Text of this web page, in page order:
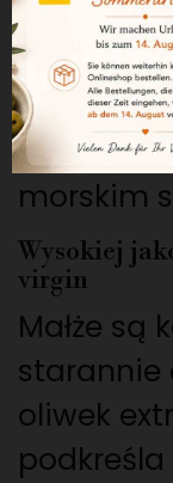
Mięsista i
Małże
lekko
także
morskim
Wysokiej
virgin
Małże są
starannie
oliwek